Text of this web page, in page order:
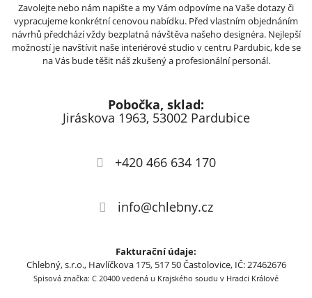
Zavolejte nebo nám napište a my Vám odpovíme na Vaše dotazy či
vypracujeme konkrétní cenovou nabídku. Před vlastním objednáním
návrhů předchází vždy bezplatná návštěva našeho designéra. Nejlepší
možností je navštívit naše interiérové studio v centru Pardubic, kde se
na Vás bude těšit náš zkušený a profesionální personál.
Pobočka, sklad:
Jiráskova 1963, 53002 Pardubice
+420 466 634 170
info@chlebny.cz
Fakturační údaje:
Chlebný, s.r.o., Havlíčkova 175, 517 50 Častolovice, IČ: 27462676
Spisová značka: C 20400 vedená u Krajského soudu v Hradci Králové